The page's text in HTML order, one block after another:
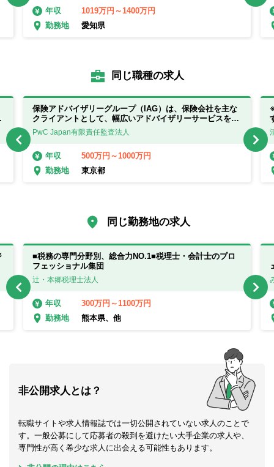
年収
1019万円～1400万円
勤務地
愛知県
同じ職種の求人
保険アドバイザリーグループ（IAG）は、保険会社を主な
クライアントとして、幅広いアドバイザリーサービスを提
供しています◎
PwC Japan有限責任監査法人
年収
500万円～1000万円
勤務地
東京都
同じ勤務地の求人
■税務の専門分野別、総合力NO.1■税理士・会計士のプロ
フェッショナル集団
辻・本郷税理士法人
年収
300万円～1100万円
勤務地
熊本県、他
非公開求人とは？
転職サイトや求人情報誌では一切公開されていない求人のことで
す。一般公募にして応募者の殺到を避けたい大手企業の求人や、
専門性が高く希少な求人に出会える可能性もあります。